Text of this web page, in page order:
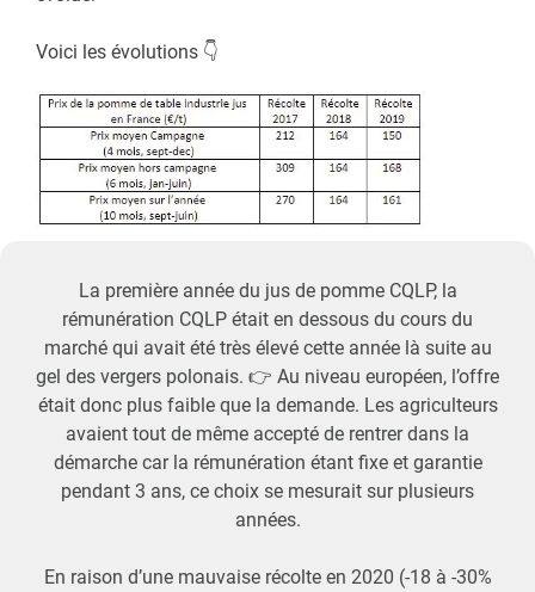
Voici les évolutions 👇
La première année du jus de pomme CQLP, la
rémunération CQLP était en dessous du cours du
marché qui avait été très élevé cette année là suite au
gel des vergers polonais. 👉 Au niveau européen, l’offre
était donc plus faible que la demande. Les agriculteurs
avaient tout de même accepté de rentrer dans la
démarche car la rémunération étant fixe et garantie
pendant 3 ans, ce choix se mesurait sur plusieurs
années.
En raison d’une mauvaise récolte en 2020 (-18 à -30%